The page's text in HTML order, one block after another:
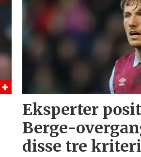
Eksperter
Berge-
disse tre